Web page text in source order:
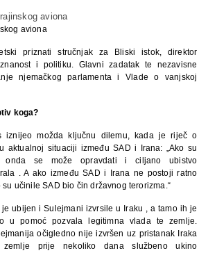
aviona
priznati stručnjak za Bliski istok, direktor
i politiku. Glavni zadatak te nezavisne
njemačkog parlamenta i Vlade o vanjskoj
koga?
iznijeo možda ključnu dilemu, kada je riječ o
aktualnoj situaciji između SAD i Irana: „Ako su
se može opravdati i ciljano ubistvo
. A ako između SAD i Irana ne postoji ratno
učinile SAD bio čin državnog terorizma.“
ubijen i Sulejmani izvrsile u Iraku , a tamo ih je
u pomoć pozvala legitimna vlada te zemlje.
očigledno nije izvršen uz pristanak Iraka
prije nekoliko dana službeno ukino